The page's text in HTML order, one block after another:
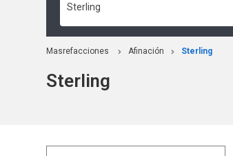
Sterling
Masrefacciones Afinación Sterling
Sterling